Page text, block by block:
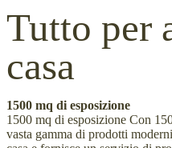
Tutto per
casa
1500 mq di esposizione
1500 mq di esposizione Con
vasta gamma di prodotti